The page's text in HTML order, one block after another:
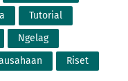
Tutorial
Ngelag
Riset